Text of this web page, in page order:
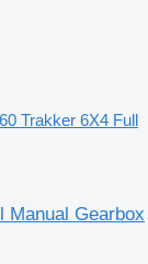
Trakker 6X4 Full
Manual Gearbox